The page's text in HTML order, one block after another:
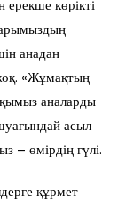
көрікті
анадан
«Жұмақтың
аналарды
асыл
– өмірдің гүлі.
құрмет